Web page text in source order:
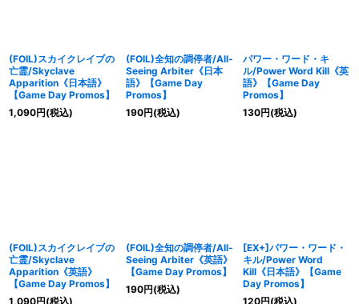
(FOIL)スカイクレイブの
亡霊/Skyclave
Apparition《日本語》
【Game Day Promos】
1,090円(税込)
(FOIL)全知の調停者/All-
Seeing Arbiter《日本
語》【Game Day
Promos】
190円(税込)
パワー・ワード・キ
ル/Power Word Kill《英
語》【Game Day
Promos】
130円(税込)
(FOIL)スカイクレイブの
亡霊/Skyclave
Apparition《英語》
【Game Day Promos】
1,090円(税込)
(FOIL)全知の調停者/All-
Seeing Arbiter《英語》
【Game Day Promos】
190円(税込)
[EX+]パワー・ワード・
キル/Power Word
Kill《日本語》【Game
Day Promos】
120円(税込)